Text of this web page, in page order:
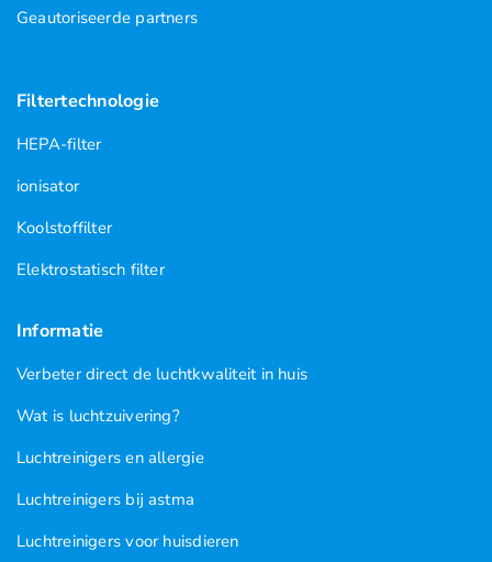
Geautoriseerde partners
Filtertechnologie
HEPA-filter
ionisator
Koolstoffilter
Elektrostatisch filter
Informatie
Verbeter direct de luchtkwaliteit in huis
Wat is luchtzuivering?
Luchtreinigers en allergie
Luchtreinigers bij astma
Luchtreinigers voor huisdieren